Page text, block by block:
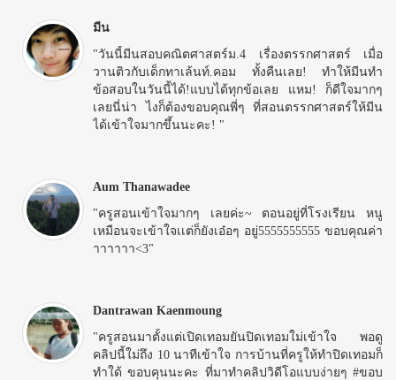
มีน
"วันนี้มีนสอบคณิตศาสตร์ม.4 เรื่องตรรกศาสตร์ เมื่อ
วานติวกับเด็กทาเล้นท์.คอม ทั้งคืนเลย! ทำให้มีนทำ
ข้อสอบในวันนี้ได้!แบบได้ทุกข้อเลย แหม! ก็ดีใจมากๆ
เลยนี่น่า ไงก็ต้องขอบคุณพี่ๆ ที่สอนตรรกศาสตร์ให้มีน
ได้เข้าใจมากขึ้นนะคะ! "
Aum Thanawadee
"ครูสอนเข้าใจมากๆ เลยค่ะ~ ตอนอยู่ที่โรงเรียน หนู
เหมือนจะเข้าใจเเต่ก็ยังเอ๋อๆ อยู่555555555­5 ขอบคุณค่า
าาาาาา<3"
Dantrawan Kaenmoung
"ครูสอนมาตั้งแต่เปิดเทอมยันปิดเทอมใม่เข้าใจ พอดู
คลิปนี้ใม่ถึง 10 นาทีเข้าใจ การบ้านที่ครูให้ทำปิดเทอมก็
ทำใด้ ขอบคุนนะคะ ที่มาทำคลิปวิดีโอแบบง่ายๆ #ขอบ